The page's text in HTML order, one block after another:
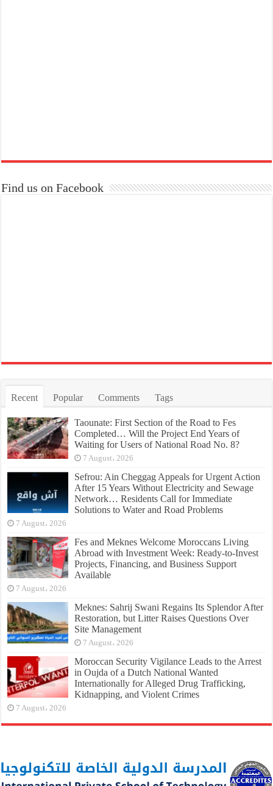
Find us on Facebook
Recent Popular Comments Tags
Taounate: First Section of the Road to Fes
Completed… Will the Project End Years of
Waiting for Users of National Road No. 8?
7 August، 2026
Sefrou: Ain Cheggag Appeals for Urgent Action
After 15 Years Without Electricity and Sewage
Network… Residents Call for Immediate
Solutions to Water and Road Problems
7 August، 2026
Fes and Meknes Welcome Moroccans Living
Abroad with Investment Week: Ready-to-Invest
Projects, Financing, and Business Support
Available
7 August، 2026
Meknes: Sahrij Swani Regains Its Splendor After
Restoration, but Litter Raises Questions Over
Site Management
7 August، 2026
Moroccan Security Vigilance Leads to the Arrest
in Oujda of a Dutch National Wanted
Internationally for Alleged Drug Trafficking,
Kidnapping, and Violent Crimes
7 August، 2026